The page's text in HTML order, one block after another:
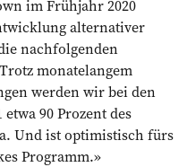
im Frühjahr 2020
alternativer
nachfolgenden
monatelangem
werden wir bei den
90 Prozent des
Und ist optimistisch fürs
Programm.»